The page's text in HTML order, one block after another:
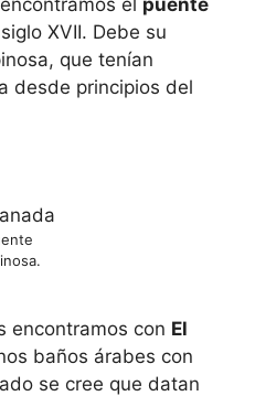
el puente
XVII. Debe su
que tenían
desde principios del
encontramos con El
baños árabes con
se cree que datan